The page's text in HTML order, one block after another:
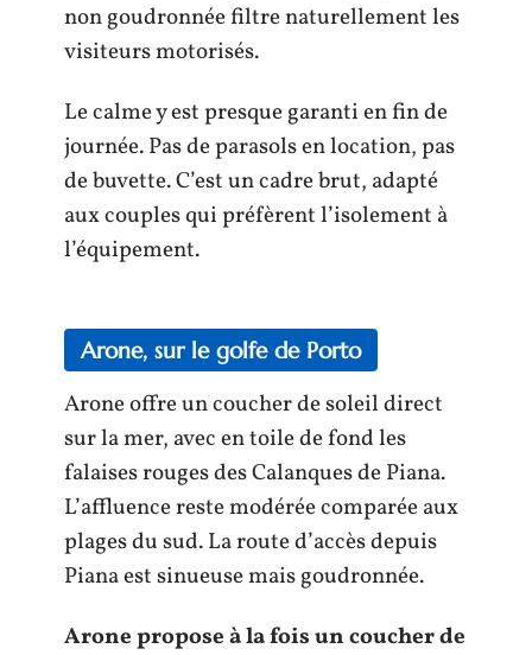
non goudronnée filtre naturellement les
visiteurs motorisés.
Le calme y est presque garanti en fin de
journée. Pas de parasols en location, pas
de buvette. C’est un cadre brut, adapté
aux couples qui préfèrent l’isolement à
l’équipement.
Arone, sur le golfe de Porto
Arone offre un coucher de soleil direct
sur la mer, avec en toile de fond les
falaises rouges des Calanques de Piana.
L’affluence reste modérée comparée aux
plages du sud. La route d’accès depuis
Piana est sinueuse mais goudronnée.
Arone propose à la fois un coucher de